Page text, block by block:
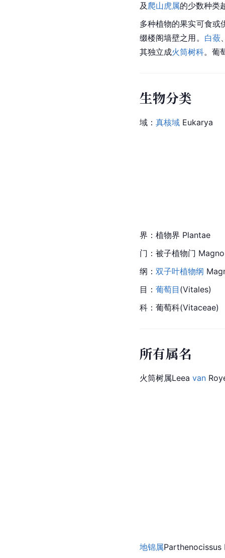
及 爬山虎属的少数种类
多种植物的果实可食或
缀楼阁墙壁之用。 白蔹
其独立成火筒树科。葡
生物分类
域： 真核域 Eukarya
界： 植物界 Plantae
门： 被子植物门
纲： 双子叶植物纲
目： 葡萄目 (Vitales)
科：葡萄科(Vitaceae)
所有属名
火筒树属Leea van
地锦属Parthenocissus